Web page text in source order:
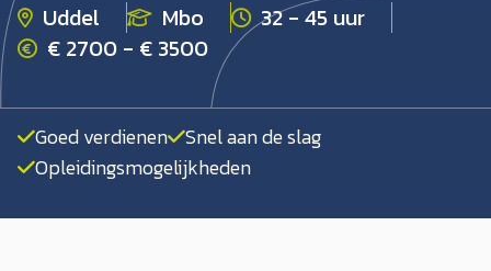
Uddel Mbo
32 - 45 uur
€ 2700 - € 3500
Goed verdienen Snel aan de slag
Opleidingsmogelijkheden